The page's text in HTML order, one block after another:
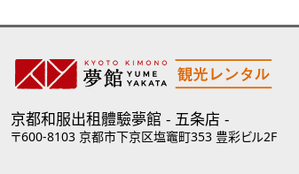
京都和服出租體驗夢館 五条店
〒600-8103 京都市下京区塩竈町353 豊彩ビル2F